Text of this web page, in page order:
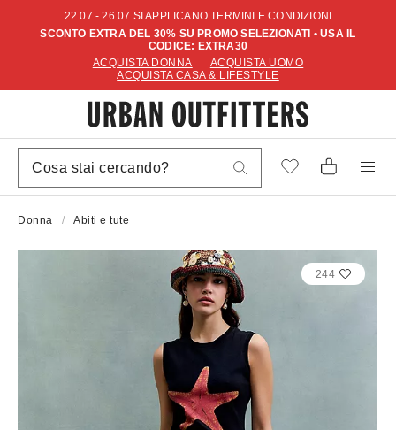
22.07 - 26.07 SI APPLICANO TERMINI E CONDIZIONI
SCONTO EXTRA DEL 30% SU PROMO SELEZIONATI • USA IL
CODICE: EXTRA30
ACQUISTA DONNA
ACQUISTA UOMO
ACQUISTA CASA & LIFESTYLE
Donna Abiti e tute
244